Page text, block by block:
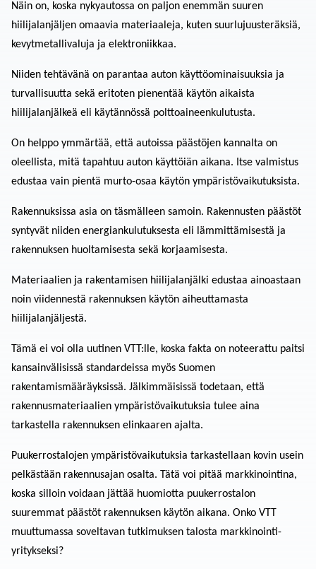
Näin on, koska nykyautossa on paljon enemmän suuren
hiilijalanjäljen omaavia materiaaleja, kuten suurlujuus­teräksiä,
kevytmetallivaluja ja elektroniikkaa.
Niiden tehtävänä on parantaa auton käyttöominaisuuksia ja
turvallisuutta sekä eri­toten pienentää käytön aikaista
hiilijalanjälkeä eli käytännössä polttoaineen­kulutusta.
On helppo ymmärtää, että autoissa päästöjen kannalta on
oleellista, mitä tapahtuu auton käyttöiän aikana. Itse valmistus
edustaa vain pientä murto-osaa käytön ympäristövaikutuksista.
Rakennuksissa asia on täsmälleen samoin. Rakennusten päästöt
syntyvät niiden energiankulutuksesta eli lämmit­tämisestä ja
rakennuksen huoltamisesta sekä korjaamisesta.
Materiaalien ja rakentamisen hiilijalanjälki edustaa ainoastaan
noin viidennestä rakennuksen käytön aiheuttamasta
hiilijalanjäljestä.
Tämä ei voi olla uutinen VTT:lle, koska fakta on noteerattu paitsi
kansainvälisissä standardeissa myös Suomen
rakentamismääräyksissä. Jälkimmäisissä todetaan, että
rakennusmateriaalien ympäristövaikutuksia tulee aina
tarkastella rakennuksen elinkaaren ajalta.
Puukerrostalojen ympäristö­vaikutuksia tarkastellaan kovin usein
pelkästään rakennusajan osalta. Tätä voi pitää markkinointina,
koska silloin voidaan jättää huomiotta puukerrostalon
suuremmat päästöt rakennuksen käytön aikana. Onko VTT
muuttumassa soveltavan tutkimuksen talosta markkinointi­
yritykseksi?